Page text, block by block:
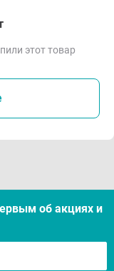
этот товар
об акцияx и